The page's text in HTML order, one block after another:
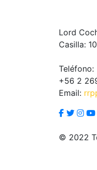
Lord
Casilla:
Teléfono:
+56 2
Email:
© 2022